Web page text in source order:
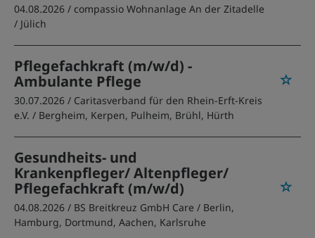
04.08.2026 / compassio Wohnanlage An der Zitadelle
/ Jülich
Pflegefachkraft (m/w/d) -
Ambulante Pflege
30.07.2026 / Caritasverband für den Rhein-Erft-Kreis
e.V. / Bergheim, Kerpen, Pulheim, Brühl, Hürth
Gesundheits- und
Krankenpfleger/ Altenpfleger/
Pflegefachkraft (m/w/d)
04.08.2026 / BS Breitkreuz GmbH Care / Berlin,
Hamburg, Dortmund, Aachen, Karlsruhe